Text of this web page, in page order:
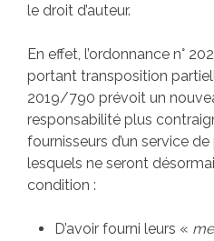
le droit d’auteur.
En effet, l’ordonnance n°
portant transposition
2019/790 prévoit un
responsabilité plus
fournisseurs d’un service
lesquels ne seront
condition :
D’avoir fourni leurs «